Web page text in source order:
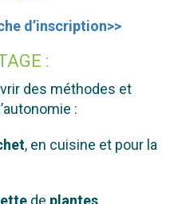
d’inscription>>
:
des méthodes et
:
, en cuisine et pour la
de plantes